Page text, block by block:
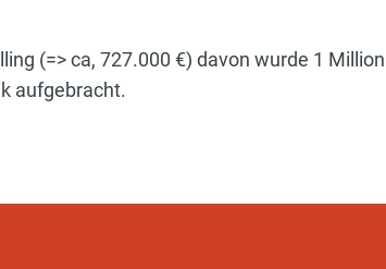
(=> ca, 727.000 €) davon wurde 1
aufgebracht.